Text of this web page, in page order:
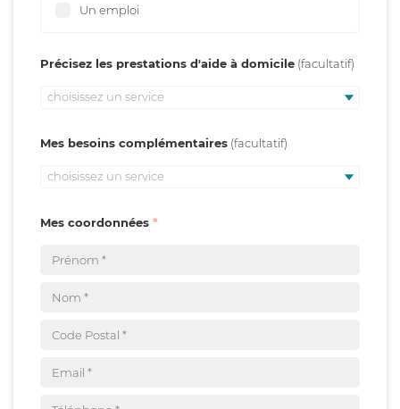
Un emploi
Précisez les prestations d'aide à domicile
choisissez un service
Mes besoins complémentaires
choisissez un service
Mes coordonnées